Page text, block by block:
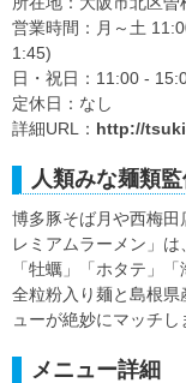
営業時間：月～土
1:45)
日・祝日：11:00 -
定休日：なし
詳細URL： http://
人類みな麺類
博多豚そば月や西梅
レミアムラーメン」は
「牡蠣」「ホタテ」
全粒粉入り麺と島根
ューが絶妙にマッチし
メニュー詳細